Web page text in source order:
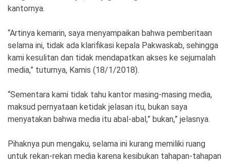
kantornya.
“Artinya kemarin, saya menyampaikan bahwa pemberitaan
selama ini, tidak ada klarifikasi kepala Pakwaskab, sehingga
kami kesulitan dan tidak mendapatkan akses ke sejumalah
media,” tuturnya, Kamis (18/1/2018).
“Sementara kami tidak tahu kantor masing-masing media,
maksud pernyataan ketidak jelasan itu, bukan saya
menyatakan bahwa media itu abal-abal,” bukan,” jelasnya.
Pihaknya pun mengaku, selama ini kurang memiliki ruang
untuk rekan-rekan media karena kesibukan tahapan-tahapan